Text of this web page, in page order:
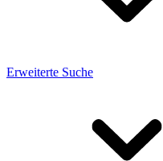
Erweiterte Suche